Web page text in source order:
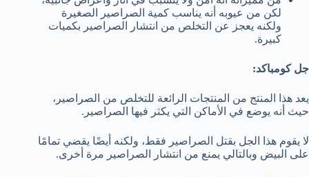
لكن من عيوبه أنه يناسب كمية الصراصير الصغيرة
ولكنه يعجز عن التخلص من انتشار الصراصير بكميات
كبيرة.
جل كومباكد:
يعد هذا المنتج من المنتجات الرائعة للتخلص من الصراصير،
حيث أنه يوضع في الأماكن التي يكثر فيها الصراصير.
لا يقوم هذا الجل بقتل الصراصير فقط، ولكنه أيضًا يقضي تمامًا
على البيض وبالتالي يمنع من انتشار الصراصير مرة أخرى.